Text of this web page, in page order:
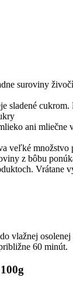
veľké množstvo
z bôbu
Vrátane
vlažnej
60 minút.